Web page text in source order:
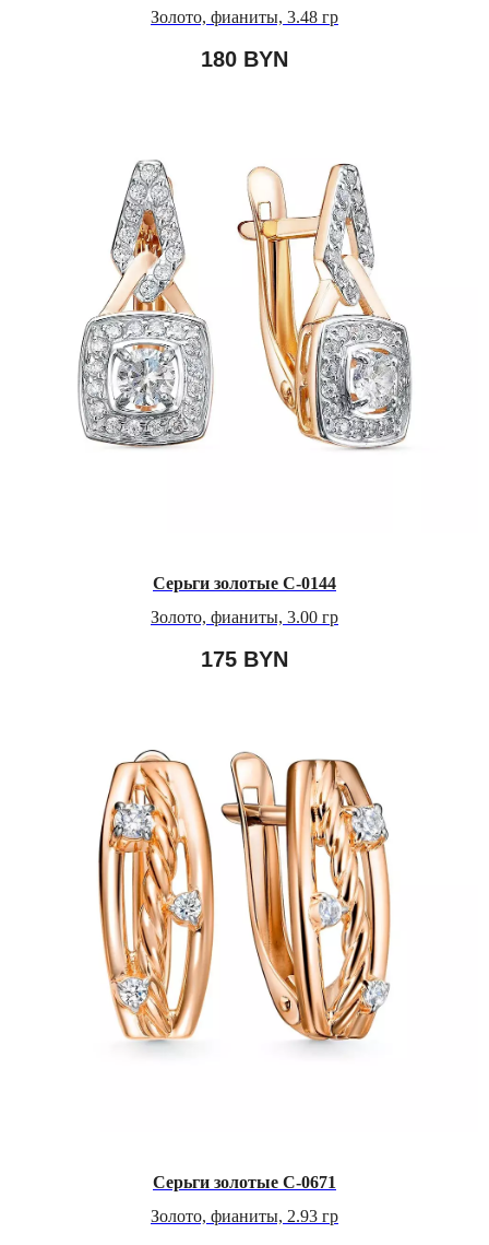
Золото, фианиты, 3.48 гр
180 BYN
Серьги золотые С-0144
Золото, фианиты, 3.00 гр
175 BYN
Серьги золотые С-0671
Золото, фианиты, 2.93 гр